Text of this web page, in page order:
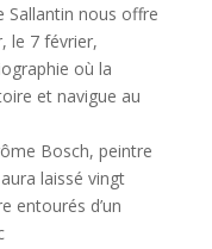
Sallantin nous offre
le 7 février,
où la
et navigue au
Bosch, peintre
laissé vingt
entourés d’un